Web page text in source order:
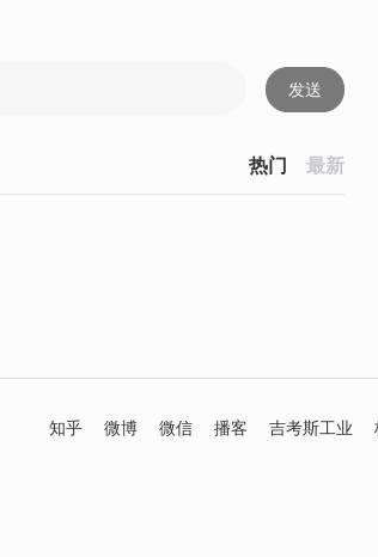
发送
热门 最新
知乎 微博 微信 播客 吉考斯工业